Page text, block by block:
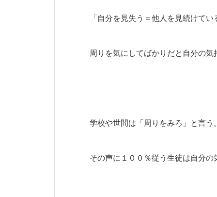
「自分を見失う＝他人を見続けてい
周りを気にしてばかりだと自分の気
学校や世間は「周りをみろ」と言う。
その声に１００％従う生徒は自分の